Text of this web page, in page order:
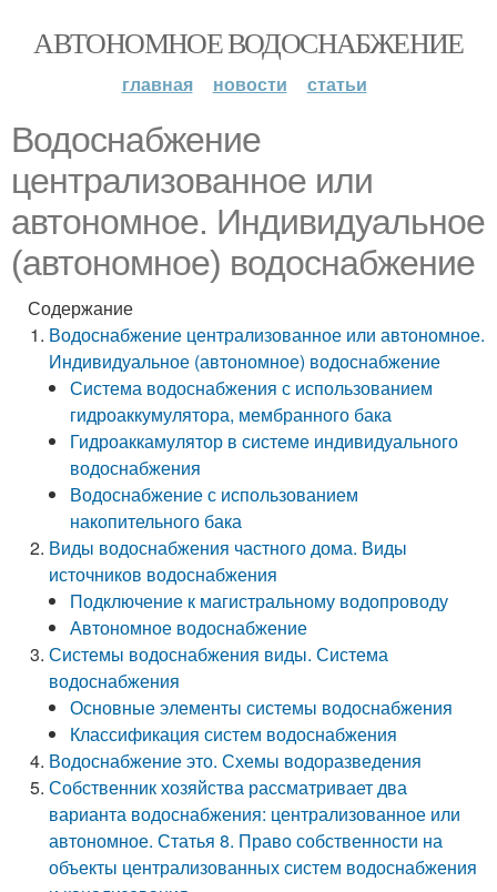
АВТОНОМНОЕ ВОДОСНАБЖЕНИЕ
главная новости статьи
Водоснабжение
централизованное или
автономное. Индивидуальное
(автономное) водоснабжение
Содержание
Водоснабжение централизованное или автономное.
Индивидуальное (автономное) водоснабжение
Система водоснабжения с использованием
гидроаккумулятора, мембранного бака
Гидроаккамулятор в системе индивидуального
водоснабжения
Водоснабжение с использованием
накопительного бака
Виды водоснабжения частного дома. Виды
источников водоснабжения
Подключение к магистральному водопроводу
Автономное водоснабжение
Системы водоснабжения виды. Система
водоснабжения
Основные элементы системы водоснабжения
Классификация систем водоснабжения
Водоснабжение это. Схемы водоразведения
Собственник хозяйства рассматривает два
варианта водоснабжения: централизованное или
автономное. Статья 8. Право собственности на
объекты централизованных систем водоснабжения